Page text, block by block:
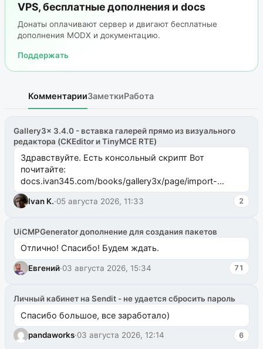
VPS, бесплатные дополнения и docs
Донаты оплачивают сервер и двигают бесплатные
дополнения MODX и документацию.
Поддержать
КомментарииЗаметкиРабота
Gallery3x 3.4.0 - вставка галерей прямо из визуального
редактора (CKEditor и TinyMCE RTE)
Здравствуйте. Есть консольный скрипт Вот
почитайте:
docs.ivan345.com/books/gallery3x/page/import-
ms2galleryphp
Ivan K.·05 августа 2026, 11:33 2
UiCMPGenerator дополнение для создания пакетов
Отлично! Спасибо! Будем ждать.
Евгений·03 августа 2026, 15:34 71
Личный кабинет на Sendit - не удается сбросить пароль
Спасибо большое, все заработало)
pandaworks·03 августа 2026, 12:14 6